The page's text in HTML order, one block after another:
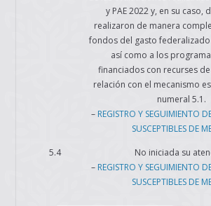
y PAE 2022 y, en su caso,
realizaron de manera
fondos del gasto federalizado
así como a los
financiados con recurses
relación con el mecanismo
numeral 5.1.
– REGISTRO Y SEGUIMIENTO
SUSCEPTIBLES DE
5.4
No iniciada su
– REGISTRO Y SEGUIMIENTO
SUSCEPTIBLES DE